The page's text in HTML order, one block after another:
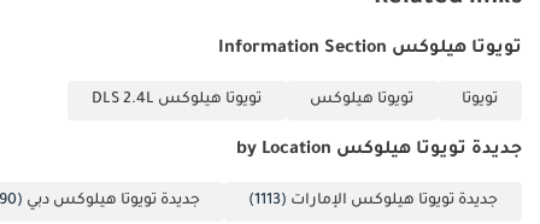
للتعديل يدويًا
الأمامي: مع وظيفة
متقطعة
تويوتا هيلوكس Information Section
تويوتا تويوتا هيلوكس تويوتا هيلوكس DLS 2.4L
جديدة تويوتا هيلوكس by Location
جديدة تويوتا هيلوكس الإمارات (1113) جديدة تويوتا هيلوكس دبي (1090)